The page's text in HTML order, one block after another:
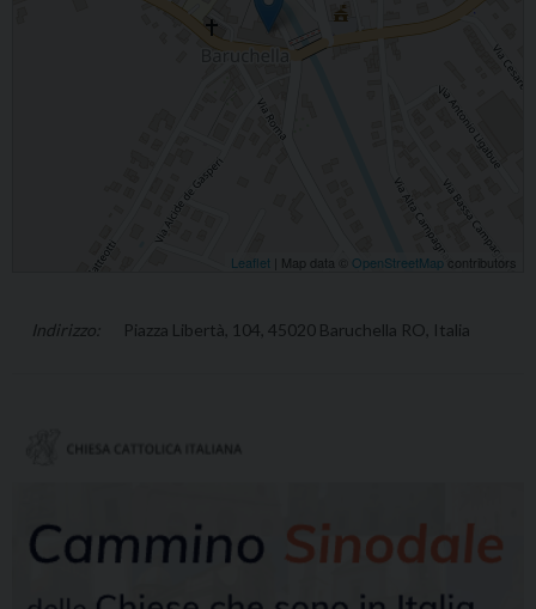
Leaflet | Map data © OpenStreetMap contributors
Piazza Libertà, 104, 45020 Baruchella RO, Italia